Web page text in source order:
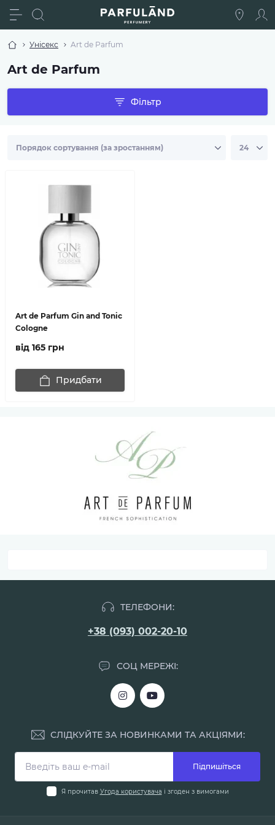
Унісекс Art de Parfum
Art de Parfum
Фільтр
Art de Parfum Gin and Tonic
Cologne
від 165 грн
Придбати
ТЕЛЕФОНИ:
+38 (093) 002-20-10
СОЦ МЕРЕЖІ:
СЛІДКУЙТЕ ЗА НОВИНКАМИ ТА АКЦІЯМИ:
Підпишіться
Я прочитав Угода користувача і згоден з вимогами